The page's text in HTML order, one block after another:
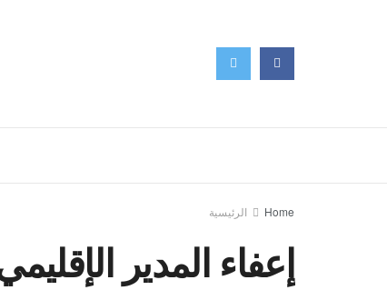
Home الرئيسية
إعفاء المدير